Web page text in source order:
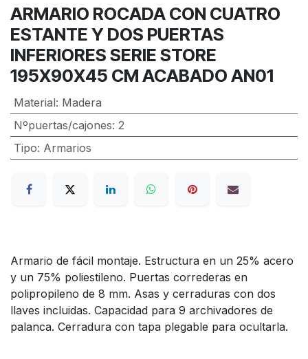
ARMARIO ROCADA CON CUATRO
ESTANTE Y DOS PUERTAS
INFERIORES SERIE STORE
195X90X45 CM ACABADO AN01
Material: Madera
Nºpuertas/cajones: 2
Tipo: Armarios
Armario de fácil montaje. Estructura en un 25% acero
y un 75% poliestileno. Puertas correderas en
polipropileno de 8 mm. Asas y cerraduras con dos
llaves incluidas. Capacidad para 9 archivadores de
palanca. Cerradura con tapa plegable para ocultarla.